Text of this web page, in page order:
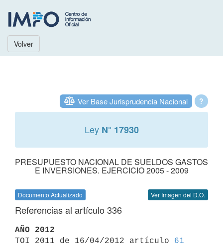
Volver
?
Ver Base Jurisprudencia Nacional
Ley N° 17930
PRESUPUESTO NACIONAL DE SUELDOS GASTOS
E INVERSIONES. EJERCICIO 2005 - 2009
Documento Actualizado Ver Imagen del D.O.
Referencias al artículo 336
AÑO 2012
TOI 2011 de 16/04/2012 artículo 61